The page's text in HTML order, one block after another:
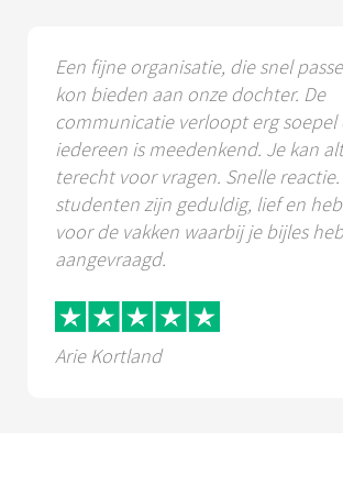
Een fijne organisatie, die snel
kon bieden aan onze dochter. De
communicatie verloopt erg soepel
iedereen is meedenkend. Je kan
terecht voor vragen. Snelle
studenten zijn geduldig, lief en
voor de vakken waarbij je bijles
aangevraagd.
Arie Kortland